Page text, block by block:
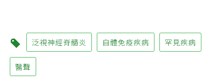
泛視神經脊髓炎 自體免疫疾病 罕見疾病
醫聲